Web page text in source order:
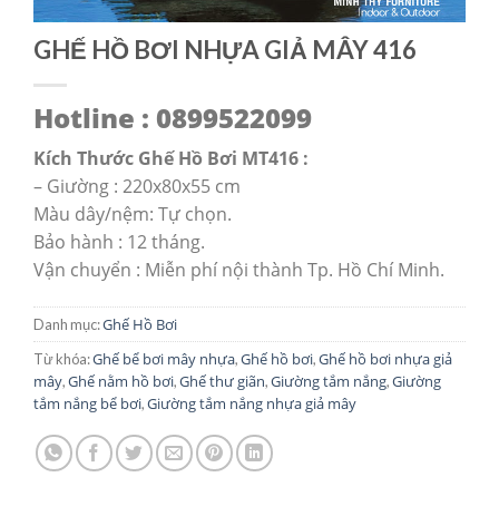
GHẾ HỒ BƠI NHỰA GIẢ MÂY 416
Hotline : 0899522099
Kích Thước Ghế Hồ Bơi MT416 :
– Giường : 220x80x55 cm
Màu dây/nệm: Tự chọn.
Bảo hành : 12 tháng.
Vận chuyển : Miễn phí nội thành Tp. Hồ Chí Minh.
Danh mục:Ghế Hồ Bơi
Từ khóa:Ghế bể bơi mây nhựa,Ghế hồ bơi,Ghế hồ bơi nhựa giả
mây,Ghế nằm hồ bơi,Ghế thư giãn,Giường tắm nắng,Giường
tắm nắng bể bơi,Giường tắm nắng nhựa giả mây